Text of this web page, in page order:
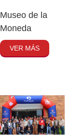
Museo de la
Moneda
VER MÁS